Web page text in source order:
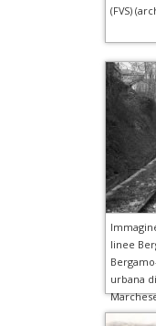
(FVS)
linee
urbana